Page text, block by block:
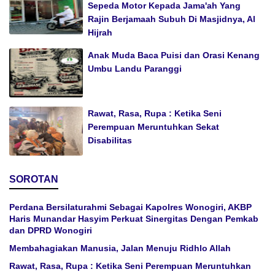
Sepeda Motor Kepada Jama'ah Yang
Rajin Berjamaah Subuh Di Masjidnya, Al
Hijrah
Anak Muda Baca Puisi dan Orasi Kenang
Umbu Landu Paranggi
Rawat, Rasa, Rupa : Ketika Seni
Perempuan Meruntuhkan Sekat
Disabilitas
SOROTAN
Perdana Bersilaturahmi Sebagai Kapolres Wonogiri, AKBP
Haris Munandar Hasyim Perkuat Sinergitas Dengan Pemkab
dan DPRD Wonogiri
Membahagiakan Manusia, Jalan Menuju Ridhlo Allah
Rawat, Rasa, Rupa : Ketika Seni Perempuan Meruntuhkan